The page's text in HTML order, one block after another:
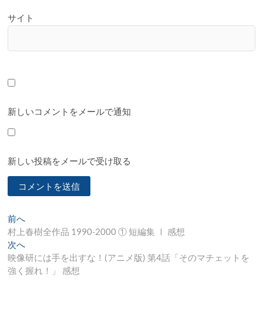
サイト
新しいコメントをメールで通知
新しい投稿をメールで受け取る
投
稿
ナ
ビ
前へ
去
投
稿:
村上春樹全作品 1990-2000 ① 短編集 Ⅰ 感想
次へ
の
投
映像研には手を出すな！(アニメ版) 第4話「そのマチェットを
強く握れ！」 感想